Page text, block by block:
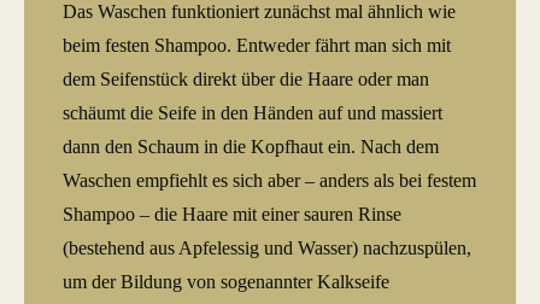
Das Waschen funktioniert zunächst mal ähnlich wie
beim festen Shampoo. Entweder fährt man sich mit
dem Seifenstück direkt über die Haare oder man
schäumt die Seife in den Händen auf und massiert
dann den Schaum in die Kopfhaut ein. Nach dem
Waschen empfiehlt es sich aber – anders als bei festem
Shampoo – die Haare mit einer sauren Rinse
(bestehend aus Apfelessig und Wasser) nachzuspülen,
um der Bildung von sogenannter Kalkseife